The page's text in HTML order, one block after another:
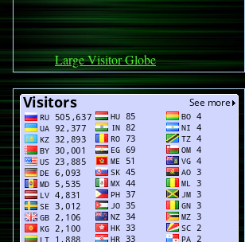
Large Visitor Globe